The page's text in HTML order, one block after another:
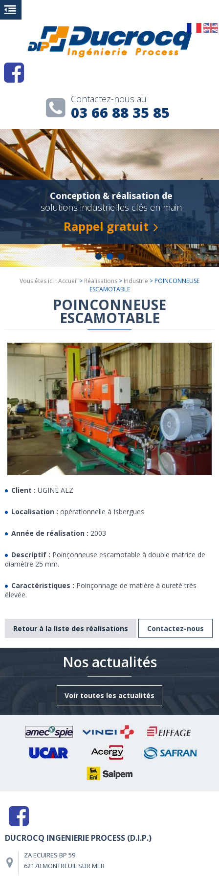
Contactez-nous au
03 66 88 35 85
Conception & réalisation de
solutions industrielles clés en main
Rappel gratuit
Vous êtes ici : Accueil > Réalisations > Industrie >POINCONNEUSE
ESCAMOTABLE
POINCONNEUSE
ESCAMOTABLE
Client : UGINE ALZ
Localisation : opérationnelle à Isbergues
Année de réalisation : 2003
Descriptif : Poinçonneuse escamotable à double matrice de
diamètre 25 mm.
Caractéristiques : Poinçonnage de matière à dureté très
élevée.
Retour à la liste des réalisations Contactez-nous
Nos actualités
Voir toutes les actualités
DUCROCQ INGENIERIE PROCESS (D.I.P.)
ZA ECUIRES BP 59
62170 MONTREUIL SUR MER